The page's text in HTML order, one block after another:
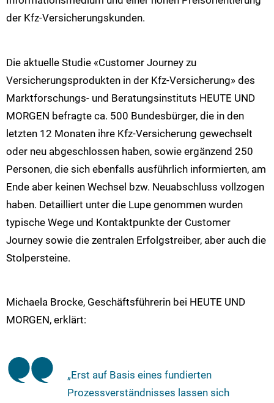
der Kfz-Versicherungskunden.
Die aktuelle Studie «Customer Journey zu
Versicherungsprodukten in der Kfz-Versicherung» des
Marktforschungs- und Beratungsinstituts HEUTE UND
MORGEN befragte ca. 500 Bundesbürger, die in den
letzten 12 Monaten ihre Kfz-Versicherung gewechselt
oder neu abgeschlossen haben, sowie ergänzend 250
Personen, die sich ebenfalls ausführlich informierten, am
Ende aber keinen Wechsel bzw. Neuabschluss vollzogen
haben. Detailliert unter die Lupe genommen wurden
typische Wege und Kontaktpunkte der Customer
Journey sowie die zentralen Erfolgstreiber, aber auch die
Stolpersteine.
Michaela Brocke, Geschäftsführerin bei HEUTE UND
MORGEN, erklärt:
„Erst auf Basis eines fundierten
Prozessverständnisses lassen sich